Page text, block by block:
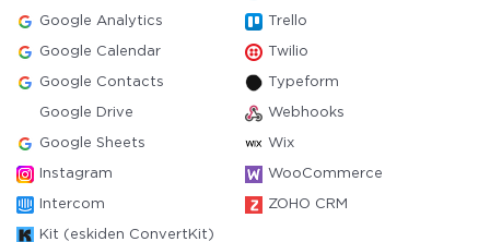
Google Analytics Trello
Google Calendar Twilio
Google Contacts Typeform
Google Drive Webhooks
Google Sheets Wix
Instagram WooCommerce
Intercom ZOHO CRM
Kit (eskiden ConvertKit)